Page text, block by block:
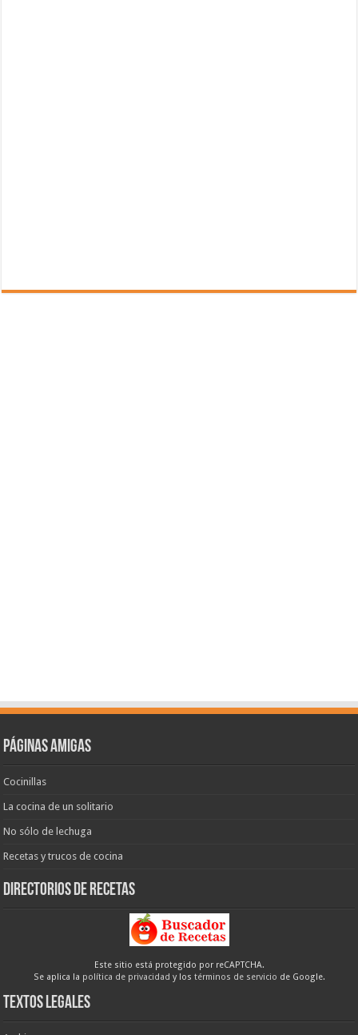
Páginas amigas
Cocinillas
La cocina de un solitario
No sólo de lechuga
Recetas y trucos de cocina
Directorios de recetas
Este sitio está protegido por reCAPTCHA.
Se aplica la política de privacidad y los términos de servicio de Google.
Textos legales